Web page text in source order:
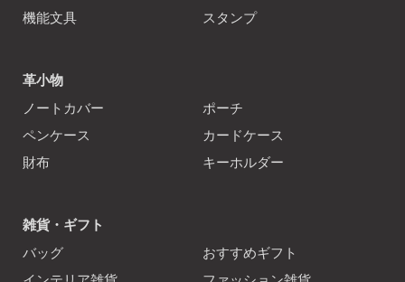
機能文具
スタンプ
革小物
ノートカバー
ポーチ
ペンケース
カードケース
財布
キーホルダー
雑貨・ギフト
バッグ
おすすめギフト